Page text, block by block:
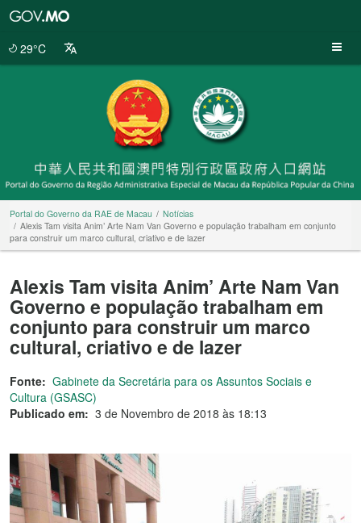
29°C
Portal do Governo da RAE de Macau
Notícias
Alexis Tam visita Anim’ Arte Nam Van Governo e população trabalham em conjunto
para construir um marco cultural, criativo e de lazer
Alexis Tam visita Anim’ Arte Nam Van
Governo e população trabalham em
conjunto para construir um marco
cultural, criativo e de lazer
Fonte: Gabinete da Secretária para os Assuntos Sociais e
Cultura (GSASC)
Publicado em: 3 de Novembro de 2018 às 18:13